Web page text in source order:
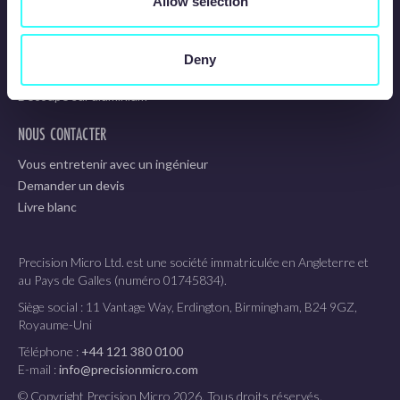
Deny
Service de découpe chimique
Service de photodécoupe
Service de découpe des métaux
Découpe sur aluminium
NOUS CONTACTER
Vous entretenir avec un ingénieur
Demander un devis
Livre blanc
Precision Micro Ltd. est une société immatriculée en Angleterre et
au Pays de Galles (numéro 01745834).
Siège social : 11 Vantage Way, Erdington, Birmingham, B24 9GZ,
Royaume-Uni
Téléphone : +44 121 380 0100
E-mail :info@precisionmicro.com
© Copyright Precision Micro 2026. Tous droits réservés.